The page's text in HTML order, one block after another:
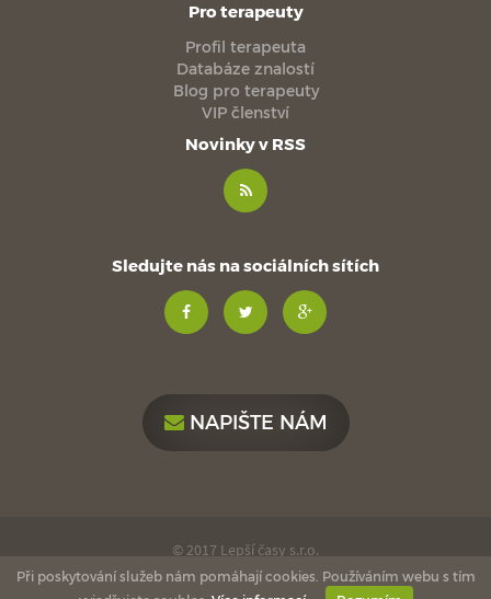
Pro terapeuty
Profil terapeuta
Databáze znalostí
Blog pro terapeuty
VIP členství
Novinky v RSS
Sledujte nás na sociálních sítích
NAPIŠTE NÁM
© 2017 Lepší časy s.r.o.
made with
love
byesmedia
Při poskytování služeb nám pomáhají cookies. Používáním webu s tím